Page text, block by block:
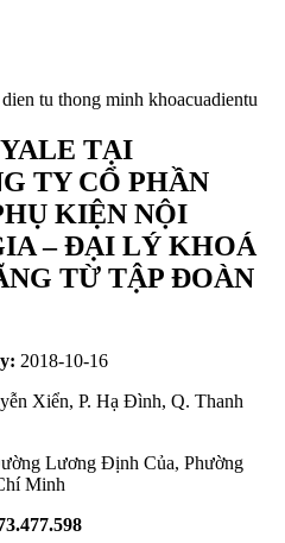
TẠI
TY CỔ PHẦN
KIỆN NỘI
– ĐẠI LÝ KHOÁ
TỪ TẬP ĐOÀN
2018-10-16
Xiển, P. Hạ Đình, Q. Thanh
Lương Định Của, Phường
Minh